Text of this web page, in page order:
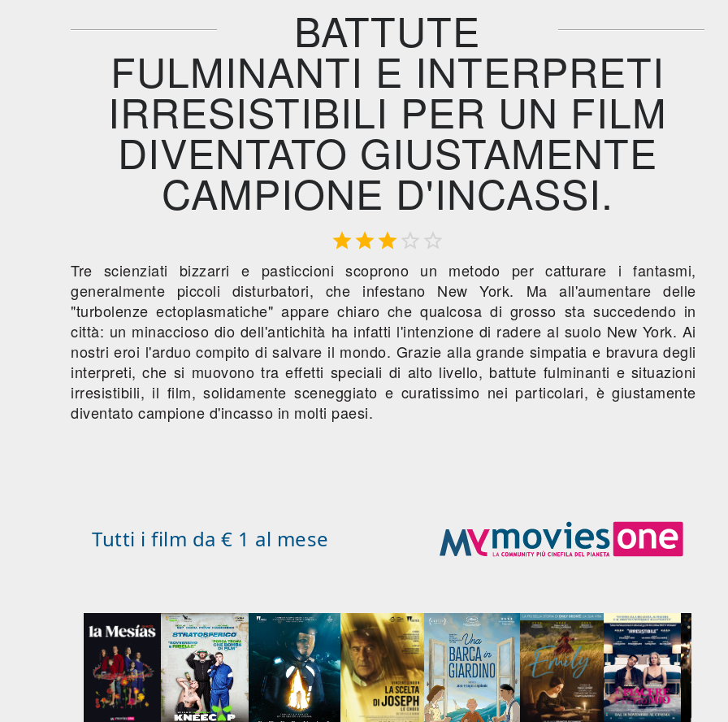
BATTUTE
FULMINANTI E INTERPRETI
IRRESISTIBILI PER UN FILM
DIVENTATO GIUSTAMENTE
CAMPIONE D'INCASSI.
  
Tre scienziati bizzarri e pasticcioni scoprono un metodo per catturare i fantasmi,
generalmente piccoli disturbatori, che infestano New York. Ma all'aumentare delle
"turbolenze ectoplasmatiche" appare chiaro che qualcosa di grosso sta succedendo in
città: un minaccioso dio dell'antichità ha infatti l'intenzione di radere al suolo New York. Ai
nostri eroi l'arduo compito di salvare il mondo. Grazie alla grande simpatia e bravura degli
interpreti, che si muovono tra effetti speciali di alto livello, battute fulminanti e situazioni
irresistibili, il film, solidamente sceneggiato e curatissimo nei particolari, è giustamente
diventato campione d'incasso in molti paesi.
Tutti i film da € 1 al mese